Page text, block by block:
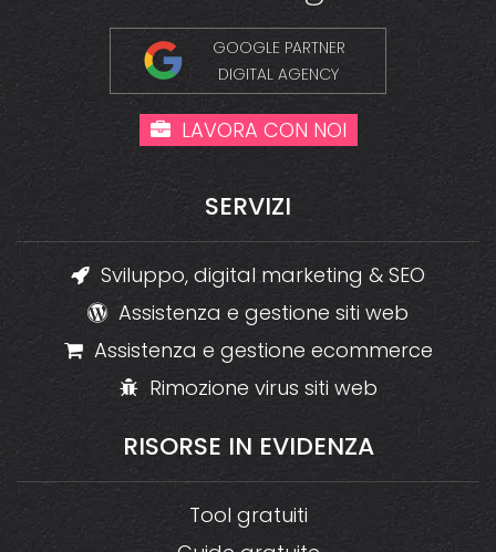
SERVIZI
Sviluppo, digital marketing & SEO
Assistenza e gestione siti web
Assistenza e gestione ecommerce
Rimozione virus siti web
GOOGLE PARTNER
DIGITAL AGENCY
LAVORA CON NOI
RISORSE IN EVIDENZA
Tool gratuiti